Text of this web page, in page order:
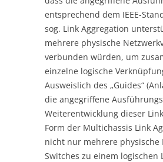
entsprechend dem IEEE-
sog. Link Aggregation
mehrere physische
verbunden würden, um
einzelne logische
Ausweislich des „Guides“
die angegriffene
Weiterentwicklung dieser
Form der Multichassis Link
nicht nur mehrere physische
Switches zu einem logischen